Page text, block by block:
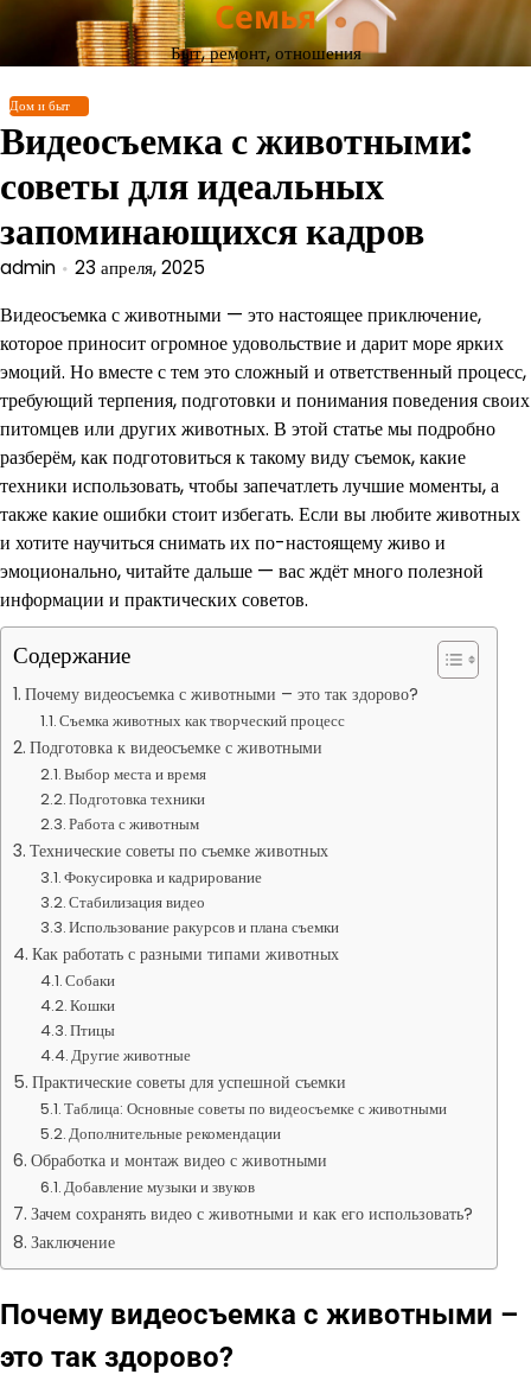
Перейти
содержимому
Семья
Быт, ремонт, отношения
Дом и быт
Видеосъемка с животными:
советы для идеальных
запоминающихся кадров
admin 23 апреля, 2025
Видеосъемка с животными — это настоящее приключение,
которое приносит огромное удовольствие и дарит море ярких
эмоций. Но вместе с тем это сложный и ответственный процесс,
требующий терпения, подготовки и понимания поведения своих
питомцев или других животных. В этой статье мы подробно
разберём, как подготовиться к такому виду съемок, какие
техники использовать, чтобы запечатлеть лучшие моменты, а
также какие ошибки стоит избегать. Если вы любите животных
и хотите научиться снимать их по-настоящему живо и
эмоционально, читайте дальше — вас ждёт много полезной
информации и практических советов.
Содержание
Почему видеосъемка с животными – это так здорово?
Съемка животных как творческий процесс
Подготовка к видеосъемке с животными
Выбор места и время
Подготовка техники
Работа с животным
Технические советы по съемке животных
Фокусировка и кадрирование
Стабилизация видео
Использование ракурсов и плана съемки
Как работать с разными типами животных
Собаки
Кошки
Птицы
Другие животные
Практические советы для успешной съемки
Таблица: Основные советы по видеосъемке с животными
Дополнительные рекомендации
Обработка и монтаж видео с животными
Добавление музыки и звуков
Зачем сохранять видео с животными и как его использовать?
Заключение
Почему видеосъемка с животными –
это так здорово?